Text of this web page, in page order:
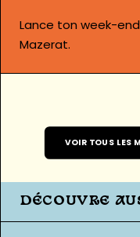
Lance ton week-
Mazerat.
VOIR TOUS LES
DÉCOUVRE